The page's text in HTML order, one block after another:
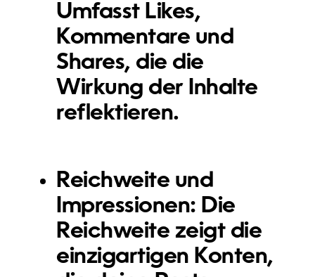
Umfasst Likes,
Kommentare und
Shares, die die
Wirkung der Inhalte
reflektieren.
Reichweite und
Impressionen: Die
Reichweite zeigt die
einzigartigen Konten,